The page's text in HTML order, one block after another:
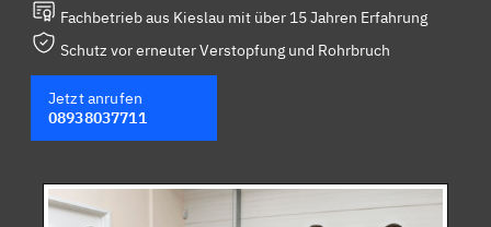
Fachbetrieb aus Kieslau mit über 15 Jahren Erfahrung
Schutz vor erneuter Verstopfung und Rohrbruch
Jetzt anrufen
08938037711